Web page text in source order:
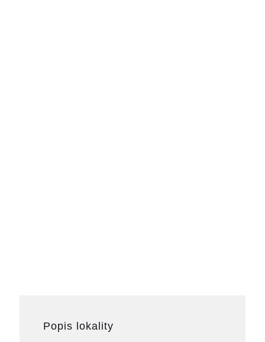
Popis lokality